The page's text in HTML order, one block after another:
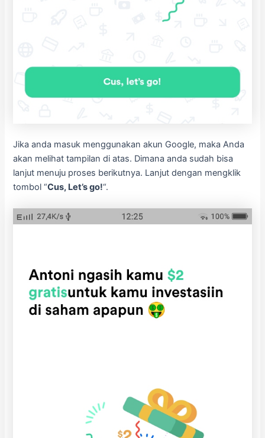
Jika anda masuk menggunakan akun Google, maka Anda
akan melihat tampilan di atas. Dimana anda sudah bisa
lanjut menuju proses berikutnya. Lanjut dengan mengklik
tombol “Cus, Let’s go!“.